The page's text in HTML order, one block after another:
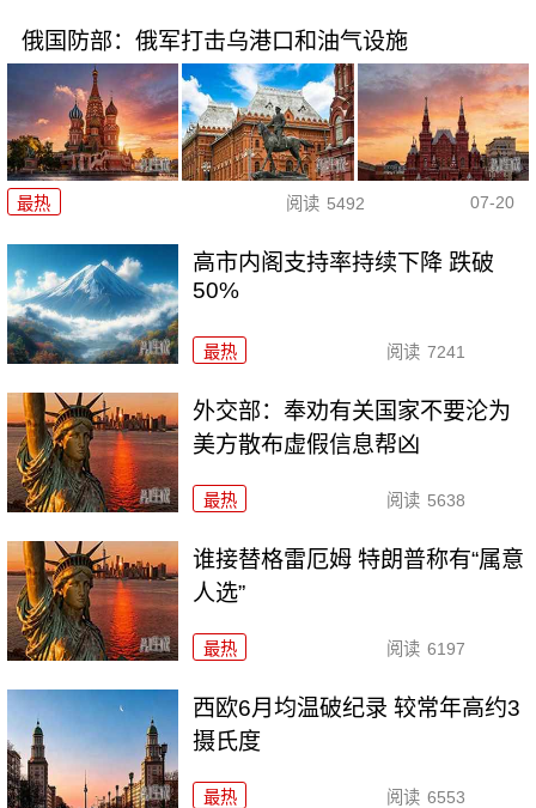
俄国防部：俄军打击乌港口和油气设施
最热 阅读 5492 07-20
高市内阁支持率持续下降 跌破
50%
最热 阅读 7241
外交部：奉劝有关国家不要沦为
美方散布虚假信息帮凶
最热 阅读 5638
谁接替格雷厄姆 特朗普称有“属意
人选”
最热 阅读 6197
西欧6月均温破纪录 较常年高约3
摄氏度
最热 阅读 6553